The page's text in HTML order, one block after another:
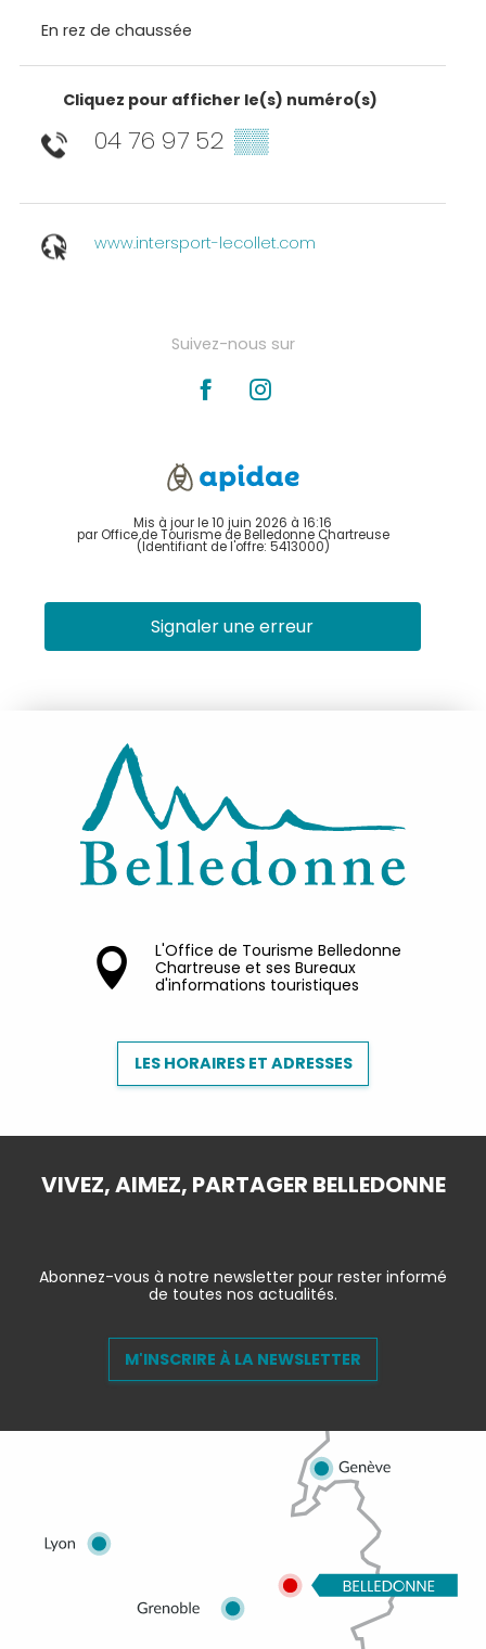
En rez de chaussée
Cliquez pour afficher le(s) numéro(s)
04 76 97 52 ▒▒
www.intersport-lecollet.com
Suivez-nous sur
Mis à jour le 10 juin 2026 à 16:16
par Office de Tourisme de Belledonne Chartreuse
(Identifiant de l'offre: 5413000)
Signaler une erreur
L'Office de Tourisme Belledonne
Chartreuse et ses Bureaux
d'informations touristiques
LES HORAIRES ET ADRESSES
VIVEZ, AIMEZ, PARTAGER BELLEDONNE
Abonnez-vous à notre newsletter pour rester informé
de toutes nos actualités.
M'INSCRIRE À LA NEWSLETTER